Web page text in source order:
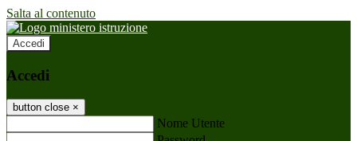
Salta al contenuto
Accedi
Accedi
button close ×
Nome Utente